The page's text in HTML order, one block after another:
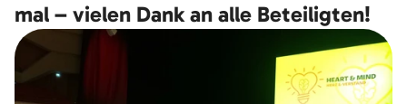
mal – vielen Dank an alle Beteiligten!